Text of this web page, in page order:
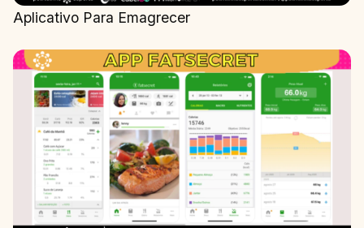
Aplicativo Para Emagrecer